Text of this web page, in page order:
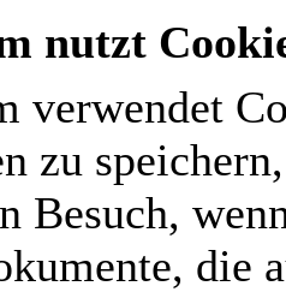
nutzt
verwendet
zu
Besuch,
die